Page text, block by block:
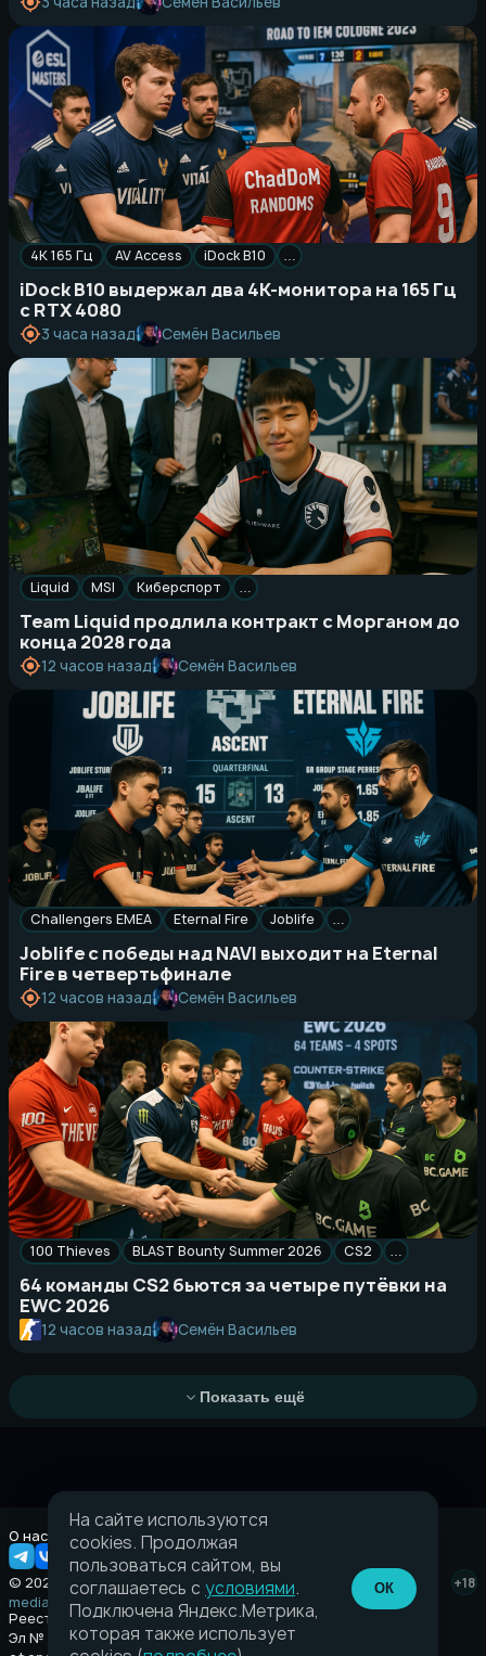
4K 165 Гц AV Access iDock B10 …
iDock B10 выдержал два 4K-монитора на 165 Гц
с RTX 4080
3 часа назад Семён Васильев
Liquid MSI Киберспорт …
Team Liquid продлила контракт с Морганом до
конца 2028 года
12 часов назад Семён Васильев
Challengers EMEA Eternal Fire Joblife …
Joblife с победы над NAVI выходит на Eternal
Fire в четвертьфинале
12 часов назад Семён Васильев
100 Thieves BLAST Bounty Summer 2026 CS2 …
64 команды CS2 бьются за четыре путёвки на
EWC 2026
12 часов назад Семён Васильев
Показать ещё
О нас Правовая информация
© 2026 Taverna.gg
+18
media@taverna.gg
Реестровая запись:
Эл № ФС77-89710 выдано Федеральной службой по надзору в
На сайте используются
cookies. Продолжая
пользоваться сайтом, вы
соглашаетесь с условиями.
Подключена Яндекс.Метрика,
которая также использует
ОК